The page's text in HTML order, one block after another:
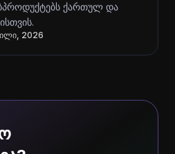
ქართულ და
2026